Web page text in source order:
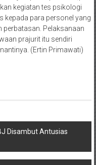
kegiatan tes psikologi
kepada para personel yang
Pelaksanaan
prajurit itu sendiri
(Ertin Primawati)
Disambut Antusias